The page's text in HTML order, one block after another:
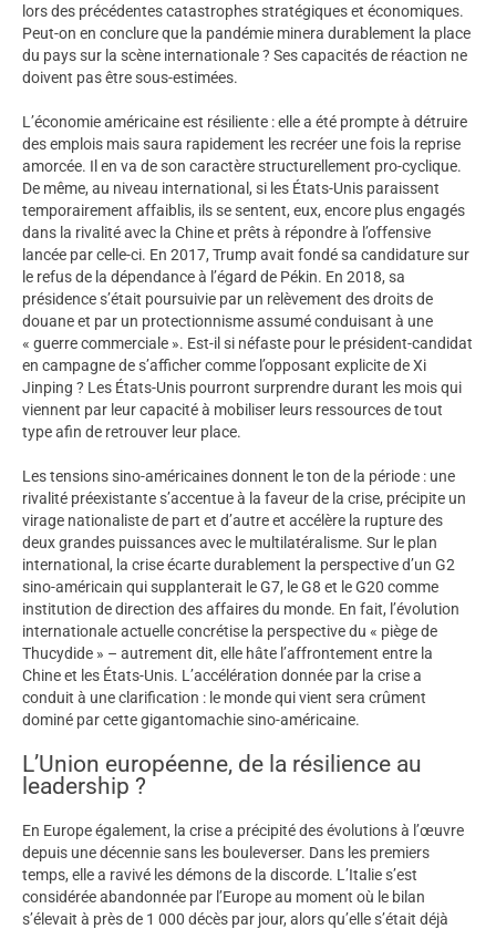
lors des précédentes catastrophes stratégiques et économiques.
Peut-on en conclure que la pandémie minera durablement la place
du pays sur la scène internationale ? Ses capacités de réaction ne
doivent pas être sous-estimées.
L’économie américaine est résiliente : elle a été prompte à détruire
des emplois mais saura rapidement les recréer une fois la reprise
amorcée. Il en va de son caractère structurellement pro-cyclique.
De même, au niveau international, si les États-Unis paraissent
temporairement affaiblis, ils se sentent, eux, encore plus engagés
dans la rivalité avec la Chine et prêts à répondre à l’offensive
lancée par celle-ci. En 2017, Trump avait fondé sa candidature sur
le refus de la dépendance à l’égard de Pékin. En 2018, sa
présidence s’était poursuivie par un relèvement des droits de
douane et par un protectionnisme assumé conduisant à une
« guerre commerciale ». Est-il si néfaste pour le président-candidat
en campagne de s’afficher comme l’opposant explicite de Xi
Jinping ? Les États-Unis pourront surprendre durant les mois qui
viennent par leur capacité à mobiliser leurs ressources de tout
type afin de retrouver leur place.
Les tensions sino-américaines donnent le ton de la période : une
rivalité préexistante s’accentue à la faveur de la crise, précipite un
virage nationaliste de part et d’autre et accélère la rupture des
deux grandes puissances avec le multilatéralisme. Sur le plan
international, la crise écarte durablement la perspective d’un G2
sino-américain qui supplanterait le G7, le G8 et le G20 comme
institution de direction des affaires du monde. En fait, l’évolution
internationale actuelle concrétise la perspective du « piège de
Thucydide » – autrement dit, elle hâte l’affrontement entre la
Chine et les États-Unis. L’accélération donnée par la crise a
conduit à une clarification : le monde qui vient sera crûment
dominé par cette gigantomachie sino-américaine.
L’Union européenne, de la résilience au
leadership ?
En Europe également, la crise a précipité des évolutions à l’œuvre
depuis une décennie sans les bouleverser. Dans les premiers
temps, elle a ravivé les démons de la discorde. L’Italie s’est
considérée abandonnée par l’Europe au moment où le bilan
s’élevait à près de 1 000 décès par jour, alors qu’elle s’était déjà